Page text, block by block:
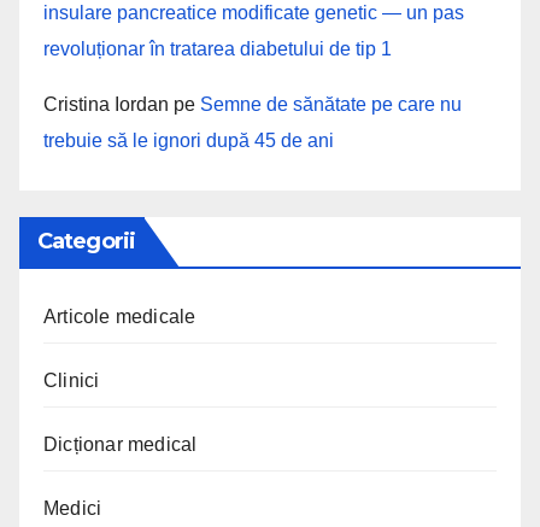
insulare pancreatice modificate genetic — un pas
revoluționar în tratarea diabetului de tip 1
Cristina Iordan pe Semne de sănătate pe care nu
trebuie să le ignori după 45 de ani
Categorii
Articole medicale
Clinici
Dicționar medical
Medici